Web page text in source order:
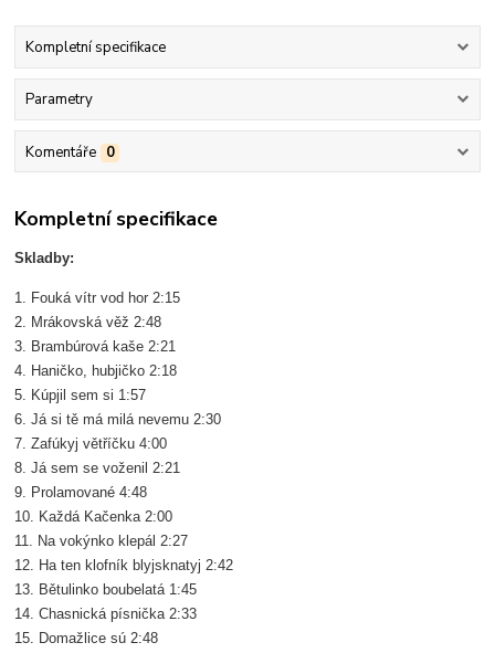
Kompletní specifikace
Parametry
Komentáře 0
Kompletní specifikace
Skladby:
1. Fouká vítr vod hor 2:15
2. Mrákovská věž 2:48
3. Brambúrová kaše 2:21
4. Haničko, hubjičko 2:18
5. Kúpjil sem si 1:57
6. Já si tě má milá nevemu 2:30
7. Zafúkyj větříčku 4:00
8. Já sem se voženil 2:21
9. Prolamované 4:48
10. Každá Kačenka 2:00
11. Na vokýnko klepál 2:27
12. Ha ten klofník blyjsknatyj 2:42
13. Bětulinko boubelatá 1:45
14. Chasnická písnička 2:33
15. Domažlice sú 2:48